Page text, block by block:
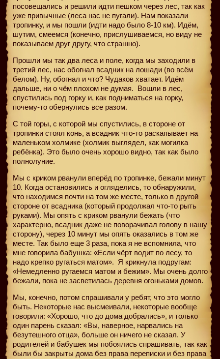
посовещались и решили идти пешком через лес, так как
уже привычные (леса нас не пугали). Нам показали
тропинку, и мы пошли (идти надо было 8-10 км). Идём,
шутим, смеемся (конечно, прислушиваемся, но виду не
показываем друг другу, что страшно).
Прошли мы так два леса и поле, когда мы заходили в
третий лес, нас обогнал всадник на лошади (во всём
белом). Ну, обогнал и что? Чудаков хватает. Идём
дальше, ни о чём плохом не думая. Вошли в лес,
спустились под горку и, как подниматься на горку,
почему-то обернулись все разом.
С той горы, с которой мы спустились, в стороне от
тропинки стоял конь, а всадник что-то раскапывает на
маленьком холмике (холмик выглядел, как могилка
ребёнка). Это было очень хорошо видно, так как было
полнолуние.
Мы с криком рванули вперёд по тропинке, бежали минут
10. Когда остановились и огляделись, то обнаружили,
что находимся почти на том же месте, только в другой
стороне от всадника (который продолжал что-то рыть
руками). Мы опять с криком рванули бежать (что
характерно, всадник даже не поворачивал голову в нашу
сторону), через 10 минут мы опять оказались в том же
месте. Так было еще 3 раза, пока я не вспомнила, что
мне говорила бабушка: «Если чёрт водит по лесу, то
надо крепко ругаться матом». Я крикнула подругам:
«Немедленно ругаемся матом и бежим». Мы очень долго
бежали, пока не засветилась деревня огоньками домов.
Мы, конечно, потом спрашивали у ребят, что это могло
быть. Некоторые нас высмеивали, некоторые вообще
говорили: «Хорошо, что до дома добрались», и только
один парень сказал: «Вы, наверное, нарвались на
безутешного отца», больше он ничего не сказал. У
родителей и бабушек мы побоялись спрашивать, так как
были бы закрыты дома без права переписки и без права